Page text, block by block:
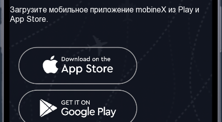
Наши сервисы
Правила и Условия
Часто задаваемые
вопросы
Контакт
Грузия: Тбилиси
Телефон: +442030340050
Социальные сети
Загрузите мобильное приложение mobineX из Play и
App Store.